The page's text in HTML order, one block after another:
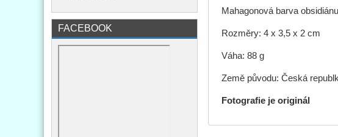
Mahagonová barva
Rozměry: 4 x 3,5 x 2 cm
Váha: 88 g
Země původu: Česká
Fotografie je originál
FACEBOOK